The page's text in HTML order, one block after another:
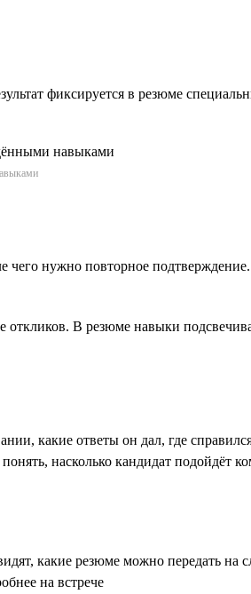
фиксируется в резюме
чего нужно повторное
В резюме навыки
какие ответы он дал, где
насколько кандидат подойдёт
какие резюме можно передать на
на встрече